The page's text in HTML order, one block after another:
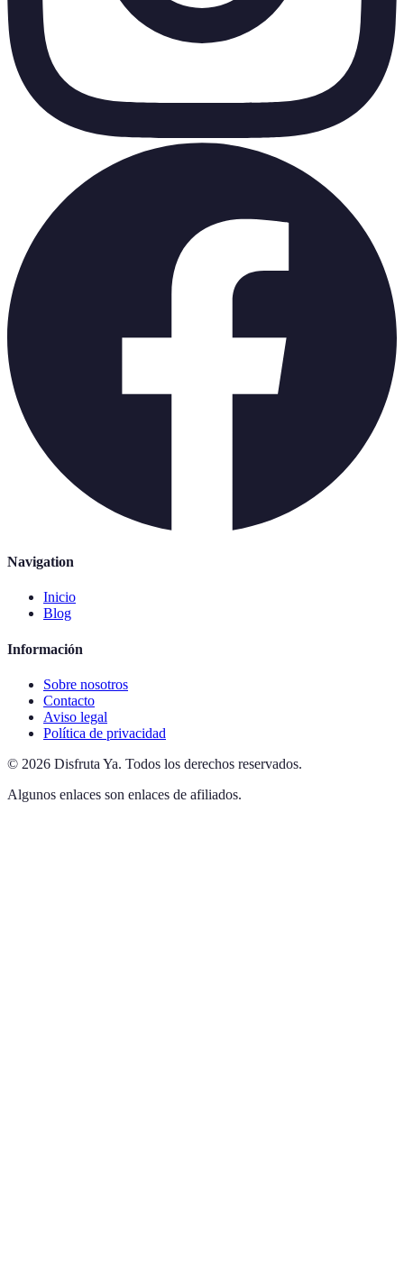
Navigation
Inicio
Blog
Información
Sobre nosotros
Contacto
Aviso legal
Política de privacidad
© 2026 Disfruta Ya. Todos los derechos reservados.
Algunos enlaces son enlaces de afiliados.